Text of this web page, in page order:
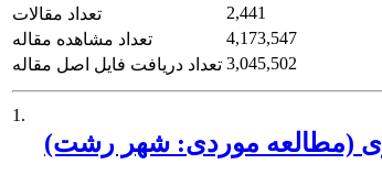
تعداد مقالات
2,441
تعداد مشاهده مقاله
4,173,547
تعداد دریافت فایل اصل مقاله 3,045,502
1.
(مطالعه موردی: شهر رشت)